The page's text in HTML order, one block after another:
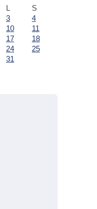
L
S
3
4
10
11
17
18
24
25
31